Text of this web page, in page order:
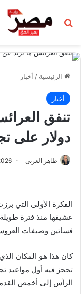
بحث عن
الرئيسية / أخبار
أخبار
دولار على
طاهر العربى
عشيقها منذ فترة
فساتين وصيفات
تحجز فيه أول مواعيد
الرأس إلى أخمص